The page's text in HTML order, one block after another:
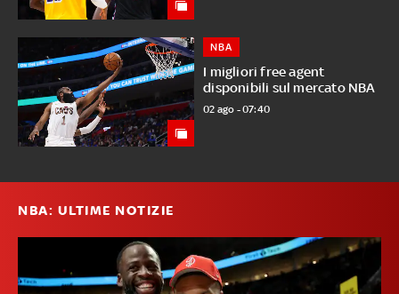
I migliori free agent
disponibili sul mercato NBA
NBA
02 ago - 07:40
NBA: ULTIME NOTIZIE